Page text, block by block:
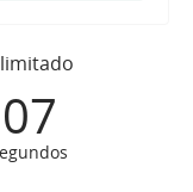
06